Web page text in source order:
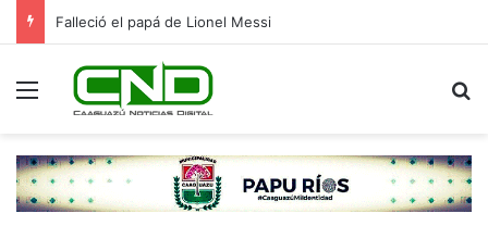
Falleció el papá de Lionel Messi
Menú